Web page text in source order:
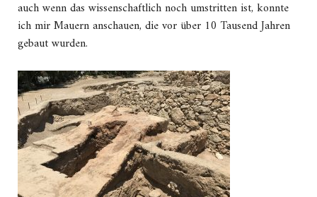
auch wenn das wissenschaftlich noch umstritten ist, konnte
ich mir Mauern anschauen, die vor über 10 Tausend Jahren
gebaut wurden.